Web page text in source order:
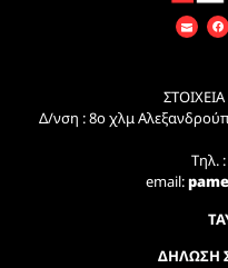
Δ/νση : 8ο χλμ
Τηλ.
email:
ΔΗΛΩΣΗ